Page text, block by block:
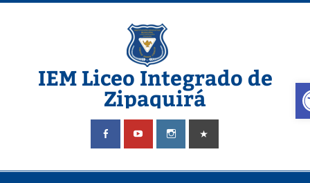
Saltar
IEM Liceo Integrado de
Zipaquirá
Pagina del Liceo Integrado Zipaquira